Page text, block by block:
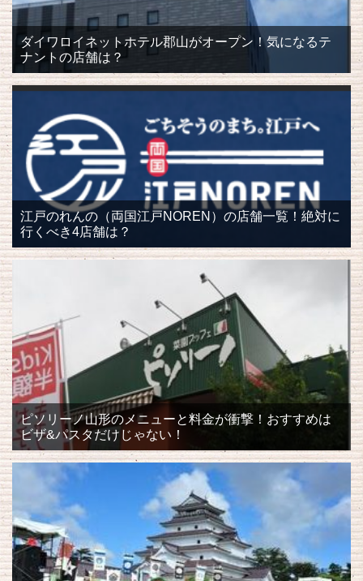
ダイワロイネットホテル郡山がオープン！気になるテ
ナントの店舗は？
江戸のれんの（両国江戸NOREN）の店舗一覧！絶対に
行くべき4店舗は？
ピソリーノ山形のメニューと料金が衝撃！おすすめは
ビザ&パスタだけじゃない！